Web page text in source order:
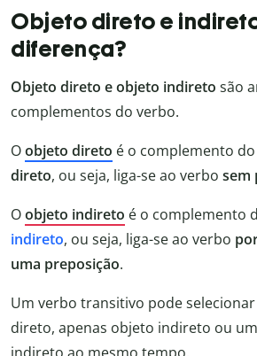
Objeto direto e
diferença?
Objeto direto e objeto indireto são
complementos do verbo.
Oobjeto direto é o complemento do
direto, ou seja, liga-se ao verbo sem
Oobjeto indireto é o complemento
indireto, ou seja, liga-se ao verbo
uma preposição.
Um verbo transitivo pode
direto, apenas objeto indireto ou